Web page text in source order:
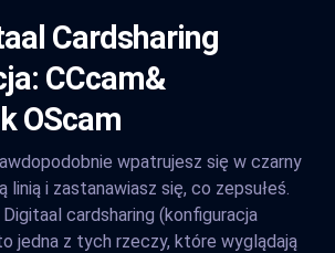
Cardsharing
CCcam&
OScam
wpatrujesz się w czarny
linią i zastanawiasz się, co zepsułeś.
cardsharing (konfiguracja
jedna z tych rzeczy, które wyglądają